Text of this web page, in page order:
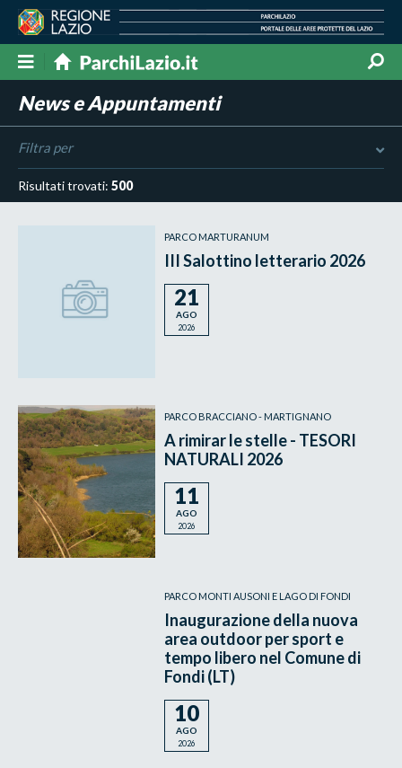
News e Appuntamenti
Filtra per
Risultati trovati:500
PARCO MARTURANUM
III Salottino letterario 2026
21
AGO
2026
PARCO BRACCIANO - MARTIGNANO
A rimirar le stelle - TESORI
NATURALI 2026
11
AGO
2026
PARCO MONTI AUSONI E LAGO DI FONDI
Inaugurazione della nuova
area outdoor per sport e
tempo libero nel Comune di
Fondi (LT)
10
AGO
2026